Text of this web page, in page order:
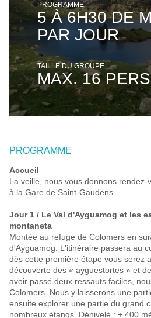
PROGRAMME
5 À 6H30 DE
PAR JOUR
TAILLE DU GROUPE
MAX. 16
PROGRAMME
Accueil
La veille, nous vous donnons rendez-
à la Gare de Saint-Gaudens.
Jour 1 / Le Val d'Ayguamog et les
montaneta
Montée au refuge de Colomers en
d'Ayguamog. L'itinéraire passera au
dès cette première étape vous serez
découverte des « ayguestortes » et
avoir passé deux ressauts faciles,
Colomers. Nous y laisserons une
ensuite explorer une partie du grand
nombreux étangs. Dénivelé : + 400